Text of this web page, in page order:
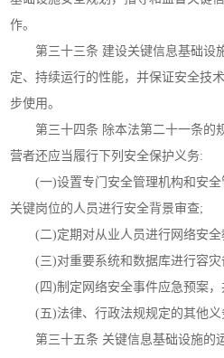
作。
第三十三条 建设关键信息基础设
定、持续运行的性能，并保证安全技
步使用。
第三十四条 除本法第二十一条的
营者还应当履行下列安全保护义务:
(一)设置专门安全管理机构和安全
关键岗位的人员进行安全背景审查;
(二)定期对从业人员进行网络安全
(三)对重要系统和数据库进行容灾
(四)制定网络安全事件应急预案，
(五)法律、行政法规规定的其他义
第三十五条 关键信息基础设施的运